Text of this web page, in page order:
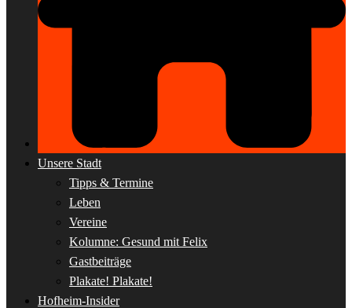
Unsere Stadt
Tipps & Termine
Leben
Vereine
Kolumne: Gesund mit Felix
Gastbeiträge
Plakate! Plakate!
Hofheim-Insider